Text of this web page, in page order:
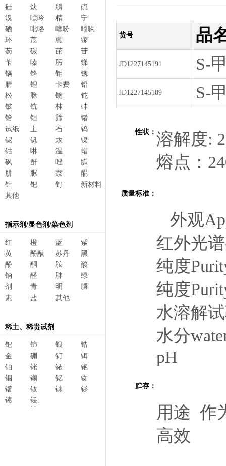
硅
炔 膦
硫
溴
嘌呤 精
宁
硒
吡咯 噻吩
吲哚
环
苊 蒽
镓
芴
碳 芘
苷
苄
嗪 肟
锑
镉
铬 钼
锶
腈
锂 卡费
铅
松
脒 镝
铊
铍
钪 林
砷
铪
钽 筛
锗
试纸
土 石
钨
铌
钒 汞
镍
钴
啉 温
蜡
砜
酐 唑
胍
肼
脲 萘
醌
钍
钯 钌
新材料
其他
指示剂/显色剂/染色剂
红 橙 蓝
紫
黄
酚酞 苏丹
黑
酚
酮 胺
酸
钠
醛 胂
绿
剂
青 明
膦
素
盐 其他
稀土、稀贵试剂
钯 铈 银
锆
金
硼 钌
铒
铂
铑 铱
铯
铟
镧 钇
铷
镨
钕 铼
钐
镱
铥、
钆、
货号 品
JD1227145191 S-
JD1227145189 S-
性状： 溶解度:
熔点：
质量标准：
外观
红外光
纯度
纯度
水溶解
水分
pH
贮存：
用途 作
高效